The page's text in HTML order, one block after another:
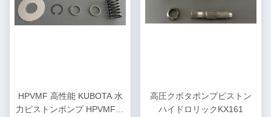
HPVMF 高性能 KUBOTA 水
力ピストンポンプ HPVMF16
高圧クボタポンプピストン
ハイドロリックKX161